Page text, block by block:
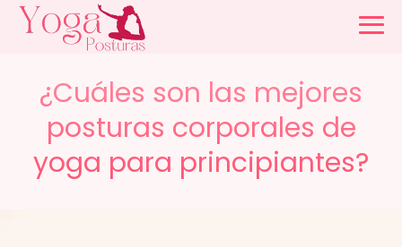
¿Cuáles son las mejores
posturas corporales de
yoga para principiantes?